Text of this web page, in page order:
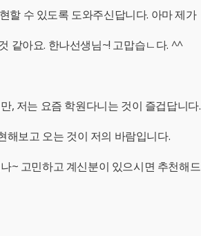
할 수 있도록 도와주신답니다. 아마 제가
같아요. 한나선생님~! 고맙습ㄴ다. ^^
, 저는 요즘 학원다니는 것이 즐겁답니다.
해보고 오는 것이 저의 바람입니다.
~ 고민하고 계신분이 있으시면 추천해드